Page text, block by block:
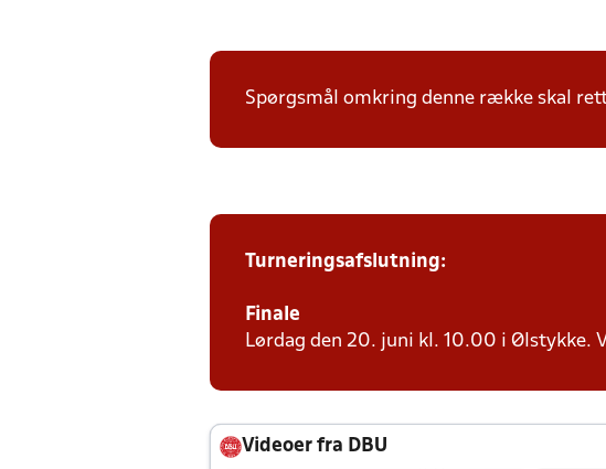
Spørgsmål omkring denne række skal
Turneringsafslutning:
Finale
Lørdag den 20. juni kl. 10.00 i Ølstykke.
Videoer fra DBU